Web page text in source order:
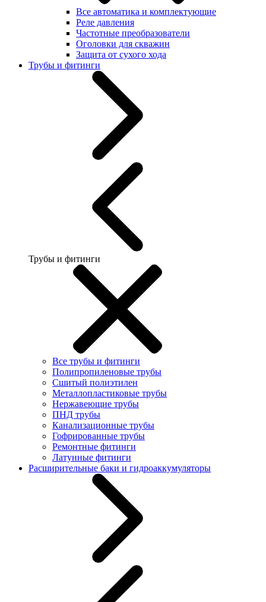
Все автоматика и комплектующие
Реле давления
Частотные преобразователи
Оголовки для скважин
Защита от сухого хода
Трубы и фитинги
Трубы и фитинги
Все трубы и фитинги
Полипропиленовые трубы
Сшитый полиэтилен
Металлопластиковые трубы
Нержавеющие трубы
ПНД трубы
Канализационные трубы
Гофрированные трубы
Ремонтные фитинги
Латунные фитинги
Расширительные баки и гидроаккумуляторы